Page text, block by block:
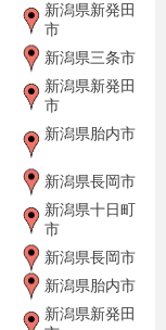
新潟県新発田
市
新潟県三条市
新潟県新発田
市
新潟県胎内市
新潟県長岡市
新潟県十日町
市
新潟県長岡市
新潟県胎内市
新潟県新発田